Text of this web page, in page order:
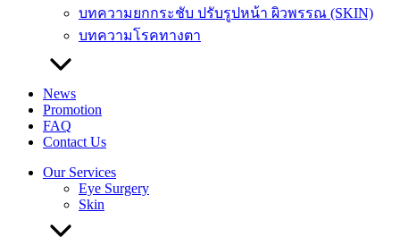
บทความยกกระชับ ปรับรูปหน้า ผิวพรรณ (SKIN)
บทความโรคทางตา
News
Promotion
FAQ
Contact Us
Our Services
Eye Surgery
Skin